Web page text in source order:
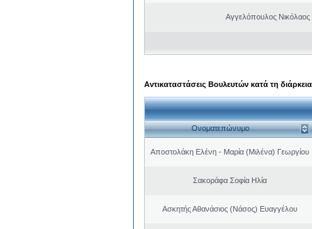
Αγγελόπουλος Νικόλαος
Αντικαταστάσεις Βουλευτών κατά τη
Ονοματεπώνυμο
Αποστολάκη Ελένη - Μαρία (Μιλένα) Γεωργίου
Σακοράφα Σοφία Ηλία
Ασκητής Αθανάσιος (Νάσος) Ευαγγέλου